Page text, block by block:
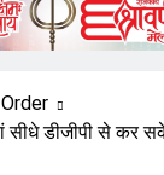
सीधे डीजीपी से कर